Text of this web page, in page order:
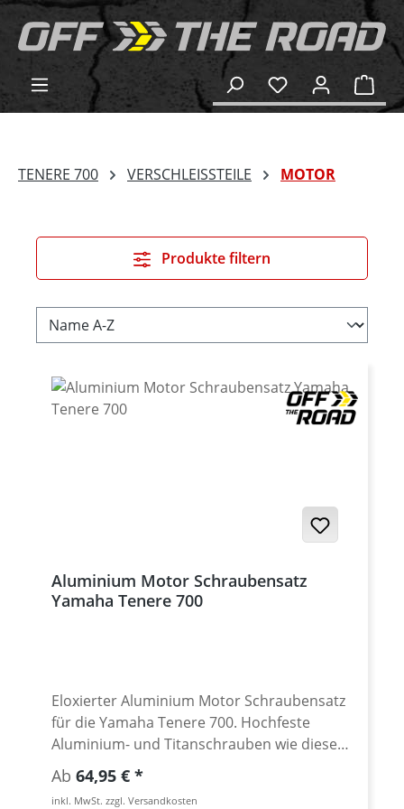
springen
TENERE 700 VERSCHLEISSTEILE MOTOR
Produkte filtern
Aluminium Motor Schraubensatz
Yamaha Tenere 700
Eloxierter Aluminium Motor Schraubensatz
für die Yamaha Tenere 700. Hochfeste
Aluminium- und Titanschrauben wie diese
werden überwiegend in der Luft- und
Raumfahrttechnik eingesetzt und finden
Regulärer Preis:
Ab 64,95 €
inkl. MwSt. zzgl. Versandkosten